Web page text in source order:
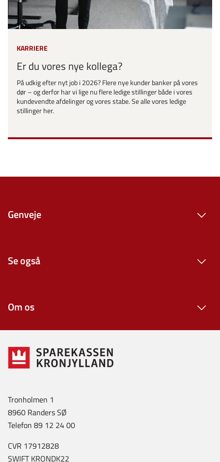
KARRIERE
Er du vores nye kollega?
På udkig efter nyt job i 2026? Flere nye kunder banker på vores
dør – og derfor har vi lige nu flere ledige stillinger både i vores
kundevendte afdelinger og vores stabe. Se alle vores ledige
stillinger her.
Genveje
Se også
Om os
Tronholmen 1
8960 Randers SØ
Telefon 89 12 24 00
CVR 17912828
SWIFT KRONDK22